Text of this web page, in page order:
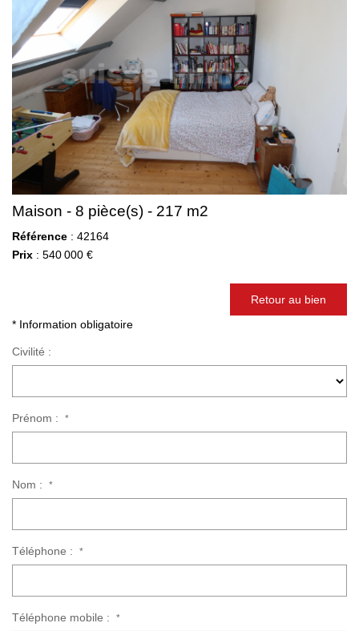
Confiez-Nous La Recherche De Votre Location
FAIRE GÉRER
NOTRE GROUPE
Le Réseau Suisse Immo
Nos Agences
Nos Agents
Maison - 8 pièce(s) - 217 m2
Référence : 42164
Prix : 540 000 €
Retour au bien
* Information obligatoire
Civilité :
Prénom : *
Nom : *
Téléphone : *
Téléphone mobile : *